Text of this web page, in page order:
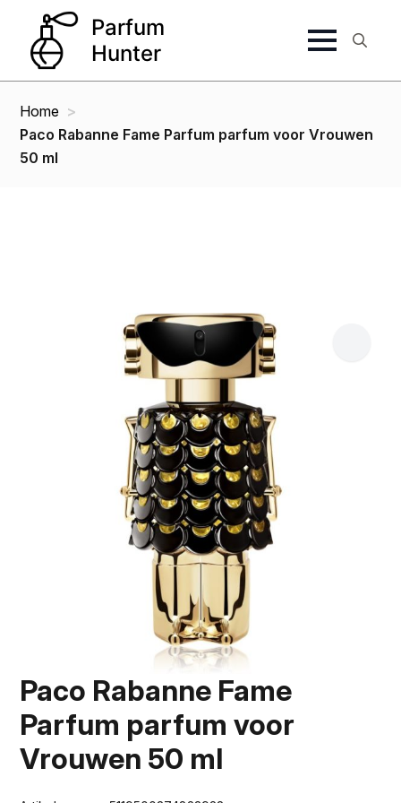
Home
Paco Rabanne Fame Parfum parfum voor Vrouwen
50 ml
Paco Rabanne Fame
Parfum parfum voor
Vrouwen 50 ml